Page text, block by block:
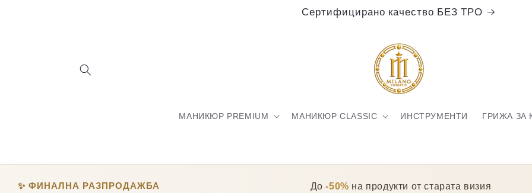
Сертифицирано качество БЕЗ ТРО
МАНИКЮР PREMIUM МАНИКЮР CLASSIC ИНСТРУМЕНТИ ГРИЖА ЗА
✨ ФИНАЛНА РАЗПРОДАЖБА До-50% на продукти от старата визия